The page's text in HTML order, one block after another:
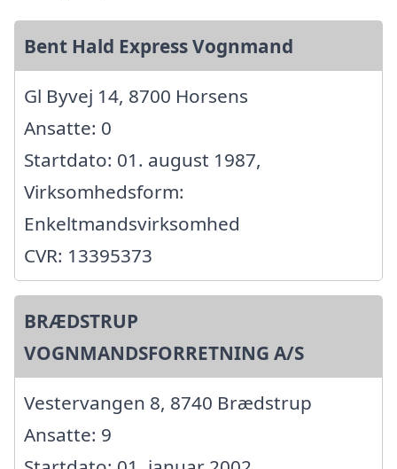
Bent Hald Express Vognmand
Gl Byvej 14, 8700 Horsens
Ansatte: 0
Startdato: 01. august 1987,
Virksomhedsform:
Enkeltmandsvirksomhed
CVR: 13395373
BRÆDSTRUP
VOGNMANDSFORRETNING A/S
Vestervangen 8, 8740 Brædstrup
Ansatte: 9